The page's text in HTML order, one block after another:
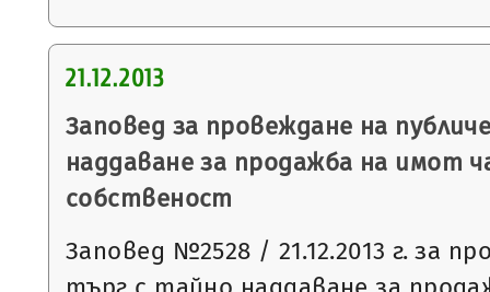
21.12.2013
Заповед за провеждане на
наддаване за продажба на имот
собственост
Заповед №2528 / 21.12.2013 г. за